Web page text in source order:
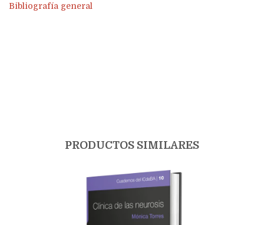
Bibliografía general
PRODUCTOS SIMILARES